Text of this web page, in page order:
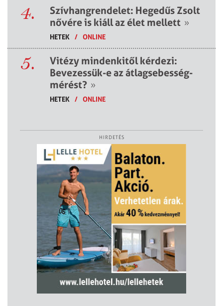
4.
Szívhangrendelet: Hegedűs Zsolt
nővére is kiáll az élet mellett »
HETEK / ONLINE
5.
Vitézy mindenkitől kérdezi:
Bevezessük-e az átlagsebesség-
mérést? »
HETEK / ONLINE
HIRDETÉS